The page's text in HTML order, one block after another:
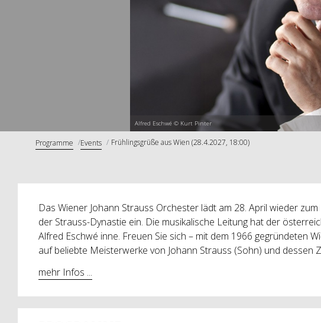
Alfred Eschwé © Kurt Pinter
Programme Events Frühlingsgrüße aus Wien (28.4.2027, 18:00)
Das Wiener Johann Strauss Orchester lädt am 28. April wieder
der Strauss-Dynastie ein. Die musikalische Leitung hat der
Alfred Eschwé inne. Freuen Sie sich – mit dem 1966 gegründeten
auf beliebte Meisterwerke von Johann Strauss (Sohn) und dessen
mehr Infos ...